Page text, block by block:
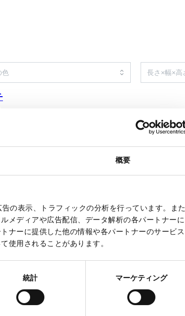
概要
の表示、トラフィックの分析を行っています。また
メディアや広告配信、データ解析の各パートナーに
ナーに提供した他の情報や各パートナーのサービス
使用されることがあります。
統計 マーケティング